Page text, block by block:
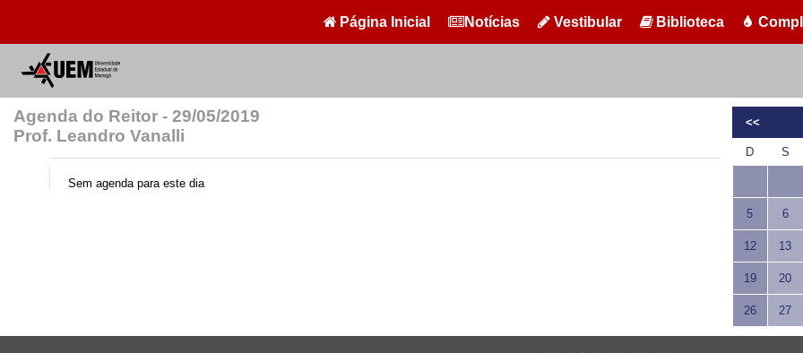
Página Inicial Notícias Vestibular Biblioteca
Agenda do Reitor - 29/05/2019
Prof. Leandro Vanalli
Sem agenda para este dia
<<
D S
5 6
12 13
19 20
26 27